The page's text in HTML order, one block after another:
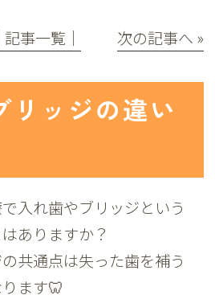
記事一覧│ 次の記事へ »
リッジの違い
入れ歯やブリッジという
ありますか？
共通点は失った歯を補う
ます🦷